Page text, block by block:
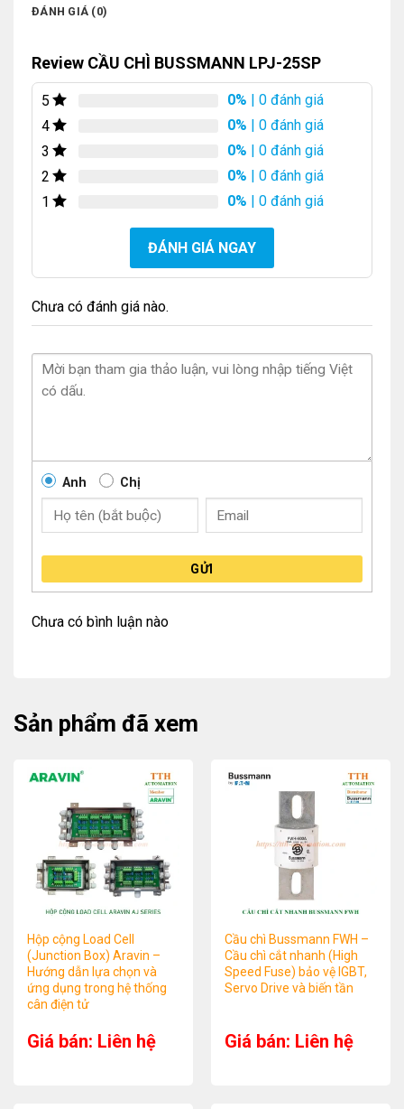
ĐÁNH GIÁ (0)
Review CẦU CHÌ BUSSMANN LPJ-25SP
5 0% | 0 đánh giá
4
0% | 0 đánh giá
3
0% | 0 đánh giá
2
0% | 0 đánh giá
1
0% | 0 đánh giá
ĐÁNH GIÁ NGAY
Chưa có đánh giá nào.
Anh Chị
GỬI
Chưa có bình luận nào
Sản phẩm đã xem
Hộp cộng Load Cell
(Junction Box) Aravin –
Hướng dẫn lựa chọn và
ứng dụng trong hệ thống
cân điện tử
Giá bán: Liên hệ
Cầu chì Bussmann FWH –
Cầu chì cắt nhanh (High
Speed Fuse) bảo vệ IGBT,
Servo Drive và biến tần
Giá bán: Liên hệ